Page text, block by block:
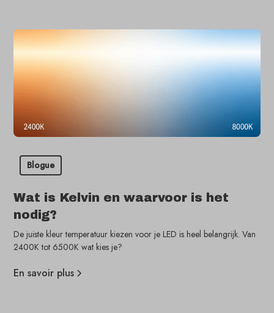
Blogue
Wat is Kelvin en waarvoor is het
nodig?
De juiste kleur temperatuur kiezen voor je LED is heel belangrijk. Van
2400K tot 6500K wat kies je?
En savoir plus